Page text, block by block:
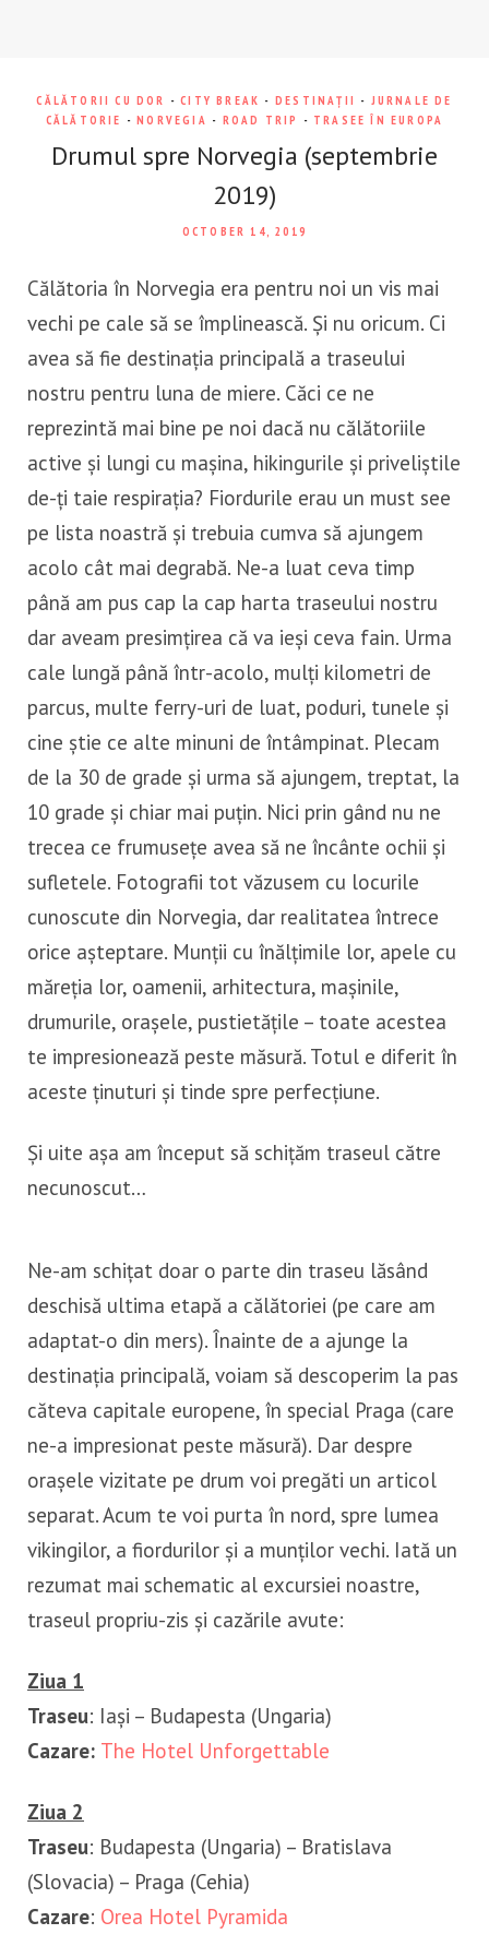
CĂLĂTORII CU DOR -CITY BREAK - DESTINAȚII - JURNALE DE
CĂLĂTORIE -NORVEGIA - ROAD TRIP - TRASEE ÎN EUROPA
Drumul spre Norvegia (septembrie
2019)
OCTOBER 14, 2019
Călătoria în Norvegia era pentru noi un vis mai
vechi pe cale să se împlinească. Și nu oricum. Ci
avea să fie destinația principală a traseului
nostru pentru luna de miere. Căci ce ne
reprezintă mai bine pe noi dacă nu călătoriile
active și lungi cu mașina, hikingurile și priveliștile
de-ți taie respirația? Fiordurile erau un must see
pe lista noastră și trebuia cumva să ajungem
acolo cât mai degrabă. Ne-a luat ceva timp
până am pus cap la cap harta traseului nostru
dar aveam presimțirea că va ieși ceva fain. Urma
cale lungă până într-acolo, mulți kilometri de
parcus, multe ferry-uri de luat, poduri, tunele și
cine știe ce alte minuni de întâmpinat. Plecam
de la 30 de grade și urma să ajungem, treptat, la
10 grade și chiar mai puțin. Nici prin gând nu ne
trecea ce frumusețe avea să ne încânte ochii și
sufletele. Fotografii tot văzusem cu locurile
cunoscute din Norvegia, dar realitatea întrece
orice așteptare. Munții cu înălțimile lor, apele cu
măreția lor, oamenii, arhitectura, mașinile,
drumurile, orașele, pustietățile – toate acestea
te impresionează peste măsură. Totul e diferit în
aceste ținuturi și tinde spre perfecțiune.
Și uite așa am început să schițăm traseul către
necunoscut…
Ne-am schițat doar o parte din traseu lăsând
deschisă ultima etapă a călătoriei (pe care am
adaptat-o din mers). Înainte de a ajunge la
destinația principală, voiam să descoperim la pas
căteva capitale europene, în special Praga (care
ne-a impresionat peste măsură). Dar despre
orașele vizitate pe drum voi pregăti un articol
separat. Acum te voi purta în nord, spre lumea
vikingilor, a fiordurilor și a munților vechi. Iată un
rezumat mai schematic al excursiei noastre,
traseul propriu-zis și cazările avute:
Ziua 1
Traseu: Iași – Budapesta (Ungaria)
Cazare: The Hotel Unforgettable
Ziua 2
Traseu: Budapesta (Ungaria) – Bratislava
(Slovacia) – Praga (Cehia)
Cazare: Orea Hotel Pyramida